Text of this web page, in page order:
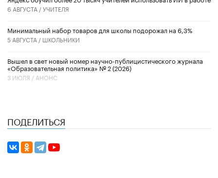
6 АВГУСТА /УЧИТЕЛЯ
Минимальный набор товаров для школы подорожал на 6,3%
5 АВГУСТА / ШКОЛЬНИКИ
Вышел в свет новый номер научно-публицистического журнала
«Образовательная политика» № 2 (2026)
3 ИЮЛЯ / АНОНС
ПОДЕЛИТЬСЯ